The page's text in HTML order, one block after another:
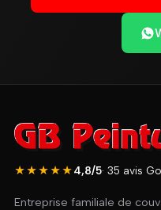
★★★★★4,8/5· 35 avis
Entreprise familiale de